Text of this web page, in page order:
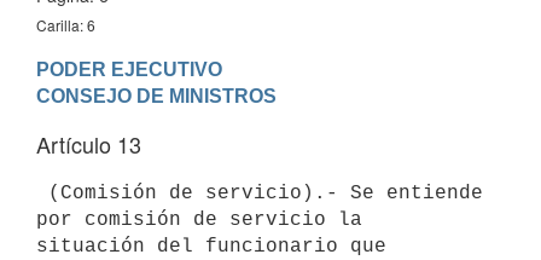
Carilla: 6
PODER EJECUTIVO
Artículo 13
por comisión de servicio la
situación del funcionario que